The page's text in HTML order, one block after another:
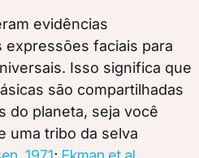
evidências
faciais para
Isso significa que
são compartilhadas
do planeta, seja você
uma tribo da selva